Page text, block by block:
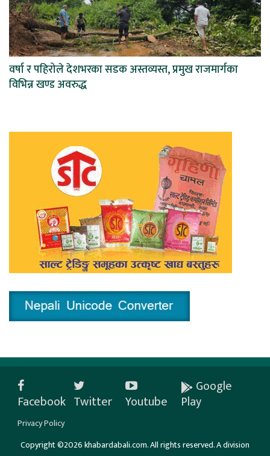
वर्षा र पहिरोले देशभरका सडक अस्तव्यस्त, प्रमुख राजमार्गका
विभिन्न खण्ड अवरुद्ध
Facebook Twitter Youtube
Google
Play
Privacy Policy
Copyright ©2026 khabardabali.com. All rights reserved. A division